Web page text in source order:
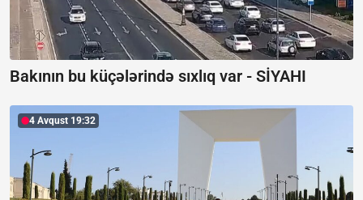
Bakının bu küçələrində sıxlıq var - SİYAHI
4 Avqust 19:32